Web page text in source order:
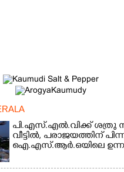
പി.എസ്.എൽ.വിക്ക് ശത്രു
വീട്ടിൽ,​ പരാജയത്തിന്
ഐ.എസ്.ആർ.ഒയിലെ
Copy Link